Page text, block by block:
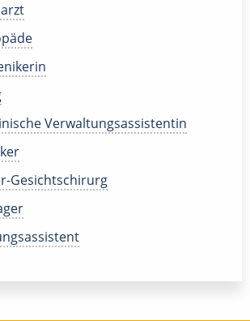
Verwaltungsassistentin
Gesichtschirurg